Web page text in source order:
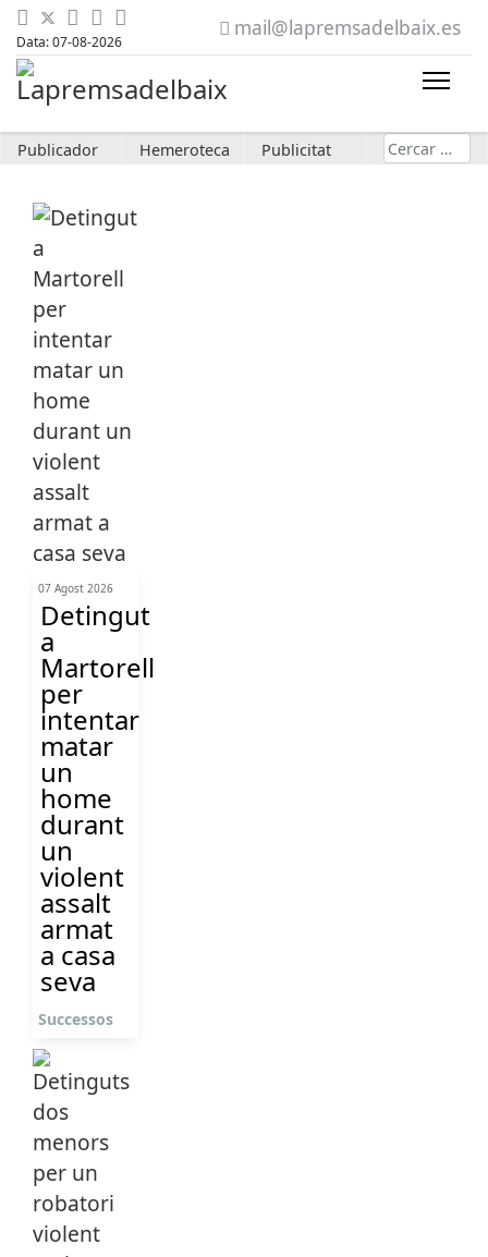
Data: 07-08-2026
mail@lapremsadelbaix.es
Publicador Hemeroteca Publicitat Cerca
07 Agost 2026
Detingut
a
Martorell
per
intentar
matar
un
home
durant
un
violent
assalt
armat
a casa
seva
Successos